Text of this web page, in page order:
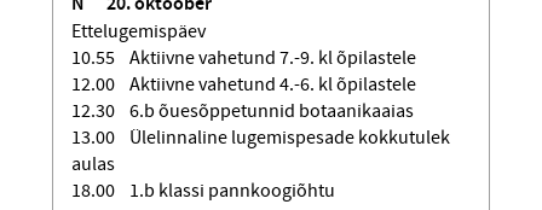
Ettelugemispäev
10.55 Aktiivne vahetund 7.-9. kl õpilastele
12.00 Aktiivne vahetund 4.-6. kl õpilastele
12.30 6.b õuesõppetunnid botaanikaaias
13.00 Ülelinnaline lugemispesade kokkutulek
aulas
18.00 1.b klassi pannkoogiõhtu